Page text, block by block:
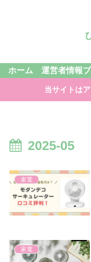
ホーム 運営者情報
当サイトは
2025-05
家電
家電